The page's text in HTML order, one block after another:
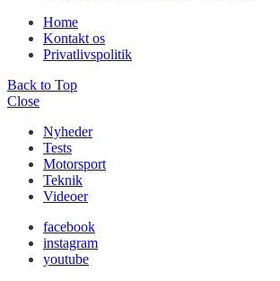
Home
Kontakt os
Privatlivspolitik
Back to Top
Close
Nyheder
Tests
Motorsport
Teknik
Videoer
facebook
instagram
youtube